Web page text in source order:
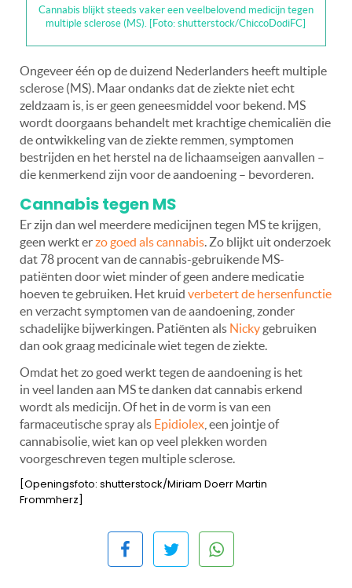
Cannabis blijkt steeds vaker een veelbelovend medicijn tegen
multiple sclerose (MS). [Foto: shutterstock/ChiccoDodiFC]
Ongeveer één op de duizend Nederlanders heeft multiple
sclerose (MS). Maar ondanks dat de ziekte niet echt
zeldzaam is, is er geen geneesmiddel voor bekend. MS
wordt doorgaans behandelt met krachtige chemicaliën die
de ontwikkeling van de ziekte remmen, symptomen
bestrijden en het herstel na de lichaamseigen aanvallen –
die kenmerkend zijn voor de aandoening – bevorderen.
Cannabis tegen MS
Er zijn dan wel meerdere medicijnen tegen MS te krijgen,
geen werkt erzo goed als cannabis. Zo blijkt uit onderzoek
dat 78 procent van de cannabis-gebruikende MS-
patiënten door wiet minder of geen andere medicatie
hoeven te gebruiken. Het kruid verbetert de hersenfunctie
en verzacht symptomen van de aandoening, zonder
schadelijke bijwerkingen. Patiënten als Nicky gebruiken
dan ook graag medicinale wiet tegen de ziekte.
Omdat het zo goed werkt tegen de aandoening is het
in veel landen aan MS te danken dat cannabis erkend
wordt als medicijn. Of het in de vorm is van een
farmaceutische spray als Epidiolex , een jointje of
cannabisolie, wiet kan op veel plekken worden
voorgeschreven tegen multiple sclerose.
[Openingsfoto: shutterstock/Miriam Doerr Martin
Frommherz]